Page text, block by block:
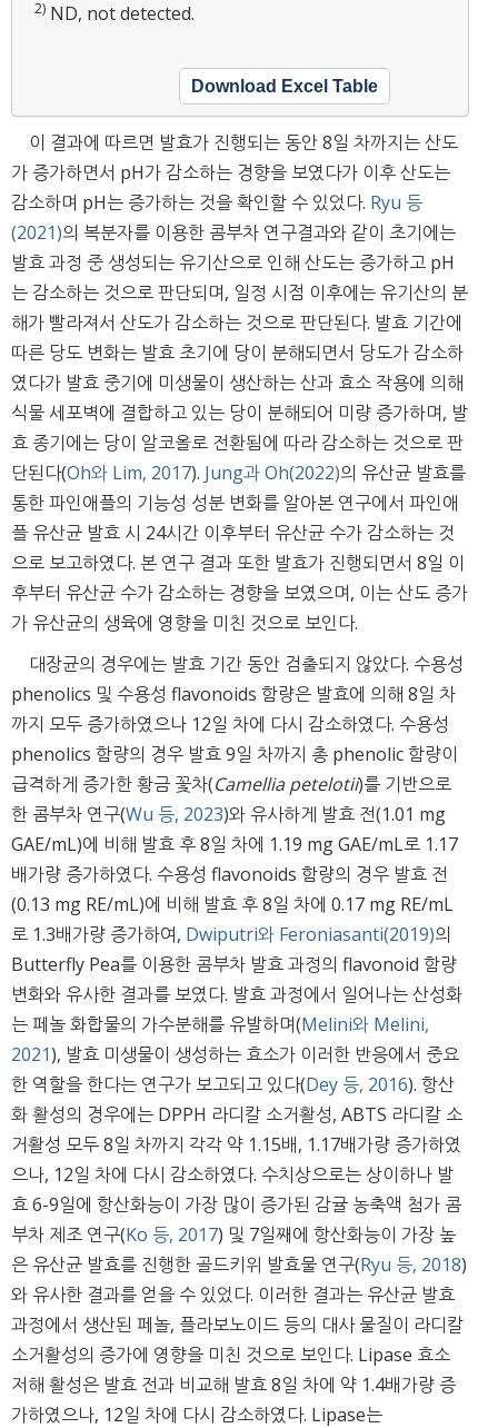
2) ND, not detected.
Download Excel Table
이 결과에 따르면 발효가 진행되는 동안 8일 차까지는 산도
가 증가하면서 pH가 감소하는 경향을 보였다가 이후 산도는
감소하며 pH는 증가하는 것을 확인할 수 있었다. Ryu 등
(2021)의 복분자를 이용한 콤부차 연구결과와 같이 초기에는
발효 과정 중 생성되는 유기산으로 인해 산도는 증가하고 pH
는 감소하는 것으로 판단되며, 일정 시점 이후에는 유기산의 분
해가 빨라져서 산도가 감소하는 것으로 판단된다. 발효 기간에
따른 당도 변화는 발효 초기에 당이 분해되면서 당도가 감소하
였다가 발효 중기에 미생물이 생산하는 산과 효소 작용에 의해
식물 세포벽에 결합하고 있는 당이 분해되어 미량 증가하며, 발
효 종기에는 당이 알코올로 전환됨에 따라 감소하는 것으로 판
단된다(Oh와 Lim, 2017). Jung과 Oh(2022)의 유산균 발효를
통한 파인애플의 기능성 성분 변화를 알아본 연구에서 파인애
플 유산균 발효 시 24시간 이후부터 유산균 수가 감소하는 것
으로 보고하였다. 본 연구 결과 또한 발효가 진행되면서 8일 이
후부터 유산균 수가 감소하는 경향을 보였으며, 이는 산도 증가
가 유산균의 생육에 영향을 미친 것으로 보인다.
대장균의 경우에는 발효 기간 동안 검출되지 않았다. 수용성
phenolics 및 수용성 flavonoids 함량은 발효에 의해 8일 차
까지 모두 증가하였으나 12일 차에 다시 감소하였다. 수용성
phenolics 함량의 경우 발효 9일 차까지 총 phenolic 함량이
급격하게 증가한 황금 꽃차(Camellia petelotii)를 기반으로
한 콤부차 연구(Wu 등, 2023)와 유사하게 발효 전(1.01 mg
GAE/mL)에 비해 발효 후 8일 차에 1.19 mg GAE/mL로 1.17
배가량 증가하였다. 수용성 flavonoids 함량의 경우 발효 전
(0.13 mg RE/mL)에 비해 발효 후 8일 차에 0.17 mg RE/mL
로 1.3배가량 증가하여, Dwiputri와 Feroniasanti(2019)의
Butterfly Pea를 이용한 콤부차 발효 과정의 flavonoid 함량
변화와 유사한 결과를 보였다. 발효 과정에서 일어나는 산성화
는 페놀 화합물의 가수분해를 유발하며(Melini와 Melini,
2021), 발효 미생물이 생성하는 효소가 이러한 반응에서 중요
한 역할을 한다는 연구가 보고되고 있다(Dey 등, 2016). 항산
화 활성의 경우에는 DPPH 라디칼 소거활성, ABTS 라디칼 소
거활성 모두 8일 차까지 각각 약 1.15배, 1.17배가량 증가하였
으나, 12일 차에 다시 감소하였다. 수치상으로는 상이하나 발
효 6-9일에 항산화능이 가장 많이 증가된 감귤 농축액 첨가 콤
부차 제조 연구(Ko 등, 2017) 및 7일째에 항산화능이 가장 높
은 유산균 발효를 진행한 골드키위 발효물 연구(Ryu 등, 2018)
와 유사한 결과를 얻을 수 있었다. 이러한 결과는 유산균 발효
과정에서 생산된 페놀, 플라보노이드 등의 대사 물질이 라디칼
소거활성의 증가에 영향을 미친 것으로 보인다. Lipase 효소
저해 활성은 발효 전과 비교해 발효 8일 차에 약 1.4배가량 증
가하였으나, 12일 차에 다시 감소하였다. Lipase는